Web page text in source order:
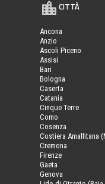
CITTÀ
Ancona
Anzio
Ascoli Piceno
Assisi
Bari
Bologna
Caserta
Catania
Cinque Terre
Como
Cosenza
Costiera Amalfitana
Cremona
Firenze
Gaeta
Genova